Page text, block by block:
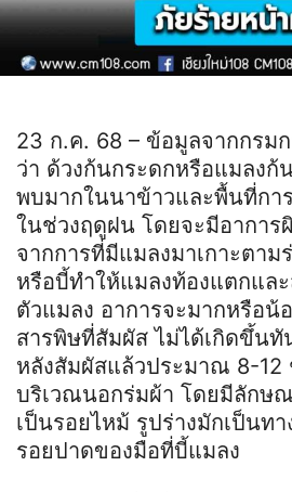
23 ก.ค. 68 – ข้อมูลจากกรม
ว่า ด้วงก้นกระดกหรือแมลงก้
พบมากในนาข้าวและพื้นที่กา
ในช่วงฤดูฝน โดยจะมีอาการ
จากการที่มีแมลงมาเกาะตาม
หรือบี้ทำให้แมลงท้องแตกแล
ตัวแมลง อาการจะมากหรือ
สารพิษที่สัมผัส ไม่ได้เกิดขึ้น
หลังสัมผัสแล้วประมาณ 8-12
บริเวณนอกร่มผ้า โดยมีลักษ
เป็นรอยไหม้ รูปร่างมักเป็นท
รอยปาดของมือที่บี้แมลง